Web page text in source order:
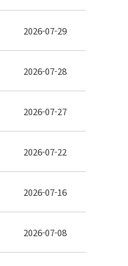
2026-07-29
2026-07-28
2026-07-27
2026-07-22
2026-07-16
2026-07-08